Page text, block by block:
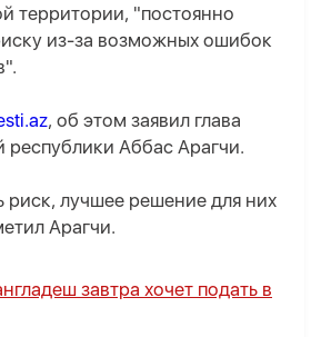
территории, "постоянно
из-за возможных ошибок
, об этом заявил глава
Аббас Арагчи.
риск, лучшее решение для них
Арагчи.
завтра хочет подать в